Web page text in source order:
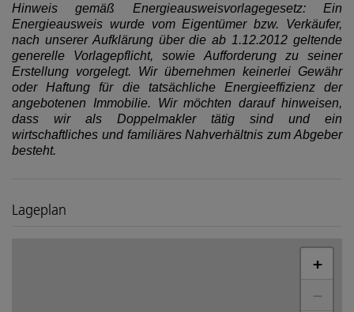
Hinweis gemäß Energieausweisvorlagegesetz: Ein
Energieausweis wurde vom Eigentümer bzw. Verkäufer,
nach unserer Aufklärung über die ab 1.12.2012 geltende
generelle Vorlagepflicht, sowie Aufforderung zu seiner
Erstellung vorgelegt. Wir übernehmen keinerlei Gewähr
oder Haftung für die tatsächliche Energieeffizienz der
angebotenen Immobilie. Wir möchten darauf hinweisen,
dass wir als Doppelmakler tätig sind und ein
wirtschaftliches und familiäres Nahverhältnis zum Abgeber
besteht.
Lageplan
+
−